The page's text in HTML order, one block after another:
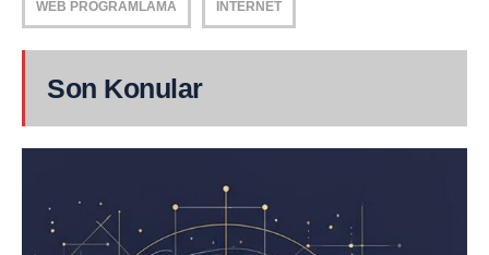
WEB PROGRAMLAMA İNTERNET
Son Konular